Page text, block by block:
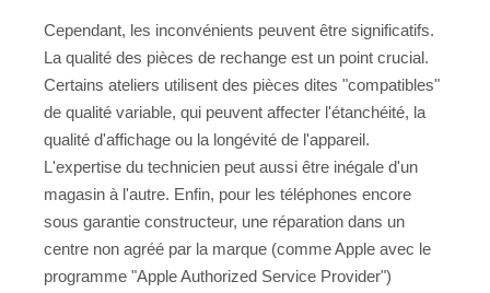
Cependant, les inconvénients peuvent être significatifs.
La qualité des pièces de rechange est un point crucial.
Certains ateliers utilisent des pièces dites "compatibles"
de qualité variable, qui peuvent affecter l'étanchéité, la
qualité d'affichage ou la longévité de l'appareil.
L'expertise du technicien peut aussi être inégale d'un
magasin à l'autre. Enfin, pour les téléphones encore
sous garantie constructeur, une réparation dans un
centre non agréé par la marque (comme Apple avec le
programme "Apple Authorized Service Provider")